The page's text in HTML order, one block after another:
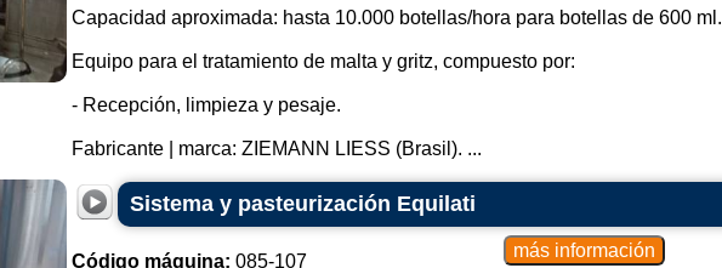
Capacidad aproximada: hasta 10.000 botellas/hora para botellas de 600 ml.
Equipo para el tratamiento de malta y gritz, compuesto por:
- Recepción, limpieza y pesaje.
Fabricante | marca: ZIEMANN LIESS (Brasil). ...
Sistema y pasteurización Equilati
Código máquina: 085-107